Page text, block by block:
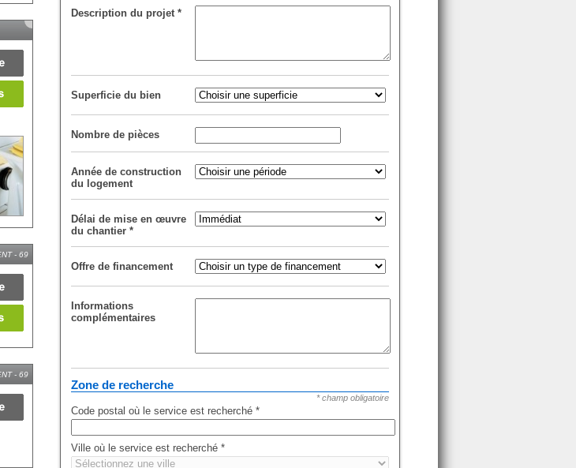
- 69
- 69
- 69
Description du projet *
Superficie du bien
Nombre de pièces
Année de construction
du logement
Délai de mise en œuvre
du chantier *
Offre de financement
Informations
complémentaires
Zone de recherche
* champ obligatoire
Code postal où le service est recherché *
Ville où le service est recherché *